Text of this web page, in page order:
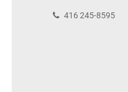
416 245-8595